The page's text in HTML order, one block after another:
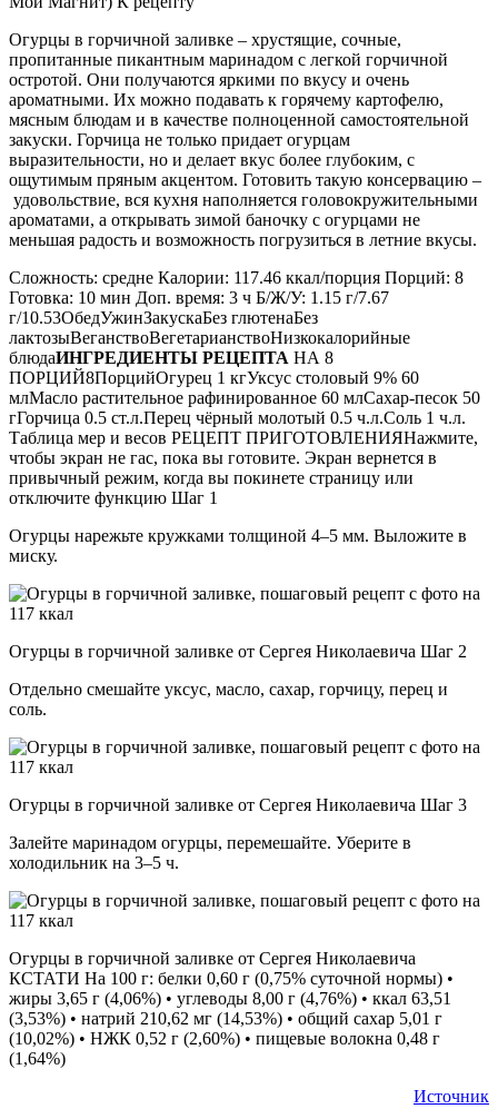
Огурцы в горчичной заливке – хрустящие, сочные,
пропитанные пикантным маринадом с легкой горчичной
остротой. Они получаются яркими по вкусу и очень
ароматными. Их можно подавать к горячему картофелю,
мясным блюдам и в качестве полноценной самостоятельной
закуски. Горчица не только придает огурцам
выразительности, но и делает вкус более глубоким, с
ощутимым пряным акцентом. Готовить такую консервацию –
удовольствие, вся кухня наполняется головокружительными
ароматами, а открывать зимой баночку с огурцами не
меньшая радость и возможность погрузиться в летние вкусы.
Сложность: средне Калории: 117.46 ккал/порция Порций: 8
Готовка: 10 мин Доп. время: 3 ч Б/Ж/У: 1.15 г/7.67
г/10.53ОбедУжинЗакускаБез глютенаБез
лактозыВеганствоВегетарианствоНизкокалорийные
блюдаИНГРЕДИЕНТЫ РЕЦЕПТА НА 8
ПОРЦИЙ8ПорцийОгурец 1 кгУксус столовый 9% 60
млМасло растительное рафинированное 60 млСахар-песок 50
гГорчица 0.5 ст.л.Перец чёрный молотый 0.5 ч.л.Соль 1 ч.л.
Таблица мер и весов РЕЦЕПТ ПРИГОТОВЛЕНИЯНажмите,
чтобы экран не гас, пока вы готовите. Экран вернется в
привычный режим, когда вы покинете страницу или
отключите функцию Шаг 1
Огурцы нарежьте кружками толщиной 4–5 мм. Выложите в
миску.
Огурцы в горчичной заливке от Сергея Николаевича Шаг 2
Отдельно смешайте уксус, масло, сахар, горчицу, перец и
соль.
Огурцы в горчичной заливке от Сергея Николаевича Шаг 3
Залейте маринадом огурцы, перемешайте. Уберите в
холодильник на 3–5 ч.
Огурцы в горчичной заливке от Сергея Николаевича
КСТАТИ На 100 г: белки 0,60 г (0,75% суточной нормы) •
жиры 3,65 г (4,06%) • углеводы 8,00 г (4,76%) • ккал 63,51
(3,53%) • натрий 210,62 мг (14,53%) • общий сахар 5,01 г
(10,02%) • НЖК 0,52 г (2,60%) • пищевые волокна 0,48 г
(1,64%)
Источник